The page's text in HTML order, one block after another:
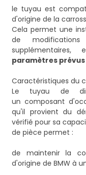
le tuyau est
d'origine de la
Cela permet une
de
paramètres
Caractéristiques du
Le tuyau de
un composant
qu'il provient du
vérifié pour sa
de pièce permet :
de maintenir la
d'origine de BMW à